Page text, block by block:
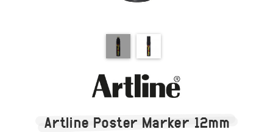
Artline Poster Marker 12mm